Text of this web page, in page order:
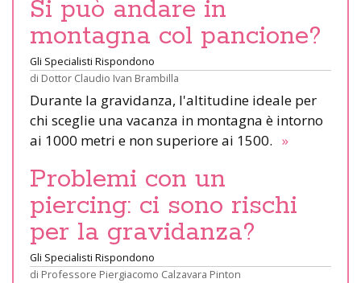
Si può andare in
montagna col pancione?
Gli Specialisti Rispondono
di Dottor Claudio Ivan Brambilla
Durante la gravidanza, l'altitudine ideale per
chi sceglie una vacanza in montagna è intorno
ai 1000 metri e non superiore ai 1500. »
Problemi con un
piercing: ci sono rischi
per la gravidanza?
Gli Specialisti Rispondono
di Professore Piergiacomo Calzavara Pinton